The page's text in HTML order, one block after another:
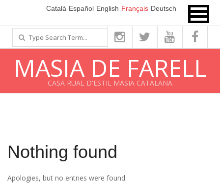
contenu
Català Español English Français Deutsch
Search
MASIA DE FARELL
CASA RUAL D'ESTIL MASIA CATALANA
Nothing found
Apologies, but no entries were found.